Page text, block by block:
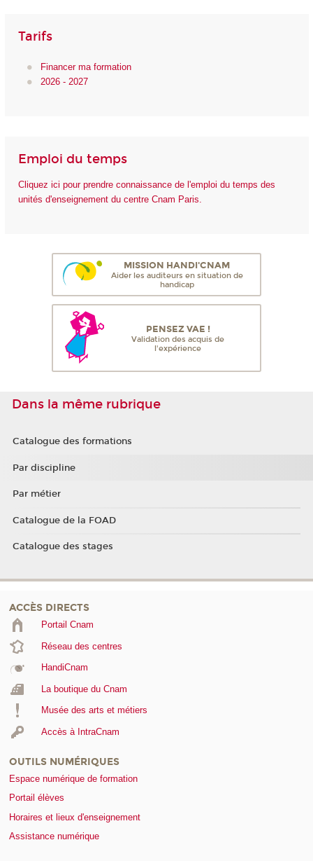
Tarifs
Financer ma formation
2026 - 2027
Emploi du temps
Cliquez ici pour prendre connaissance de l'emploi du temps des
unités d'enseignement du centre Cnam Paris.
MISSION HANDI'CNAM
Aider les auditeurs en situation de
handicap
PENSEZ VAE !
Validation des acquis de
l'expérience
Dans la même rubrique
Catalogue des formations
Par discipline
Par métier
Catalogue de la FOAD
Catalogue des stages
ACCÈS DIRECTS
Portail Cnam
Réseau des centres
HandiCnam
La boutique du Cnam
Musée des arts et métiers
Accès à IntraCnam
OUTILS NUMÉRIQUES
Espace numérique de formation
Portail élèves
Horaires et lieux d'enseignement
Assistance numérique